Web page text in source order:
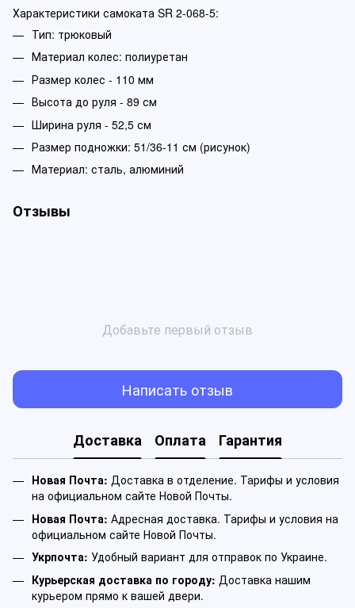
Характеристики самоката SR 2-068-5:
Тип: трюковый
Материал колес: полиуретан
Размер колес - 110 мм
Высота до руля - 89 см
Ширина руля - 52,5 см
Размер подножки: 51/36-11 см (рисунок)
Материал: сталь, алюминий
Отзывы
Добавьте первый отзыв
Написать отзыв
Доставка Оплата Гарантия
Новая Почта: Доставка в отделение. Тарифы и условия
на официальном сайте Новой Почты.
Новая Почта: Адресная доставка. Тарифы и условия на
официальном сайте Новой Почты.
Укрпочта: Удобный вариант для отправок по Украине.
Курьерская доставка по городу: Доставка нашим
курьером прямо к вашей двери.